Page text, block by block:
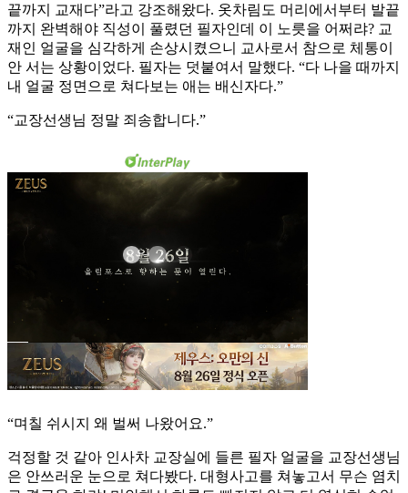
끝까지 교재다”라고 강조해왔다. 옷차림도 머리에서부터 발끝
까지 완벽해야 직성이 풀렸던 필자인데 이 노릇을 어쩌랴? 교
재인 얼굴을 심각하게 손상시켰으니 교사로서 참으로 체통이
안 서는 상황이었다. 필자는 덧붙여서 말했다. “다 나을 때까지
내 얼굴 정면으로 쳐다보는 애는 배신자다.”
“교장선생님 정말 죄송합니다.”
“며칠 쉬시지 왜 벌써 나왔어요.”
걱정할 것 같아 인사차 교장실에 들른 필자 얼굴을 교장선생님
은 안쓰러운 눈으로 쳐다봤다. 대형사고를 쳐놓고서 무슨 염치